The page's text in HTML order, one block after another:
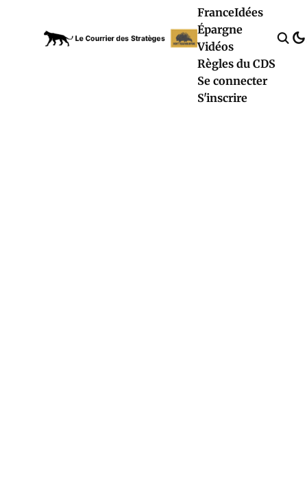
FranceIdées
Épargne
Vidéos
Règles du CDS
Se connecter
S'inscrire